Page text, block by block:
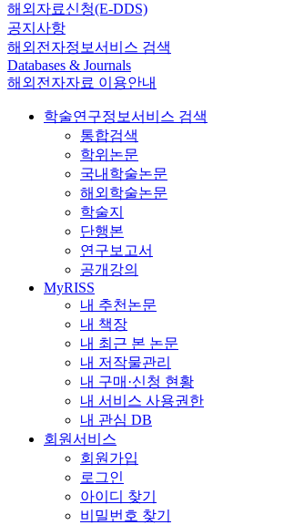
해외자료신청(E-DDS)
공지사항
해외전자정보서비스 검색
Databases & Journals
해외전자자료 이용안내
학술연구정보서비스 검색
통합검색
학위논문
국내학술논문
해외학술논문
학술지
단행본
연구보고서
공개강의
MyRISS
내 추천논문
내 책장
내 최근 본 논문
내 저작물관리
내 구매·신청 현황
내 서비스 사용권한
내 관심 DB
회원서비스
회원가입
로그인
아이디 찾기
비밀번호 찾기